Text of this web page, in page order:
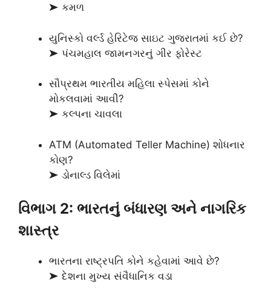
➤ કમળ
યુનિસ્કો વર્લ્ડ હેરિટેજ સાઇટ ગુજરાતમાં કઈ છે?
➤ પંચમહાલ જામનગરનું ગીર ફોરેસ્ટ
સૌપ્રથમ ભારતીય મહિલા સ્પેસમાં કોને
મોકલવામાં આવી?
➤ કલ્પના ચાવલા
ATM (Automated Teller Machine) શોધનાર
કોણ?
➤ ડોનાલ્ડ વિલેમાં
વિભાગ 2: ભારતનું બંધારણ અને નાગરિક
શાસ્ત્ર
ભારતના રાષ્ટ્રપતિ કોને કહેવામાં આવે છે?
➤ દેશના મુખ્ય સંવૈધાનિક વડા